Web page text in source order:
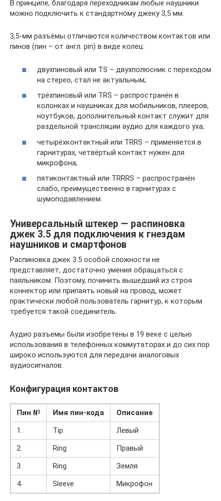
В принципе, благодаря переходникам любые наушники
можно подключить к стандартному джеку 3,5 мм.
3,5-мм разъёмы отличаются количеством контактов или
пинов (пин – от англ. pin) в виде колец:
двухпиновый или TS – двухполюсник с переходом
на стерео, стал не актуальным;
трёхпиновый или TRS – распространён в
колонках и наушниках для мобильников, плееров,
ноутбуков, дополнительный контакт служит для
раздельной трансляции аудио для каждого уха;
четырёхконтактный или TRRS – применяется в
гарнитурах, четвёртый контакт нужен для
микрофона;
пятиконтактный или TRRRS – распространён
слабо, преимущественно в гарнитурах с
шумоподавлением.
Универсальный штекер — распиновка
джек 3.5 для подключения к гнездам
наушников и смартфонов
Распиновка джек 3.5 особой сложности не
представляет, достаточно умения обращаться с
паяльником. Поэтому, починить вышедший из строя
коннектор или припаять новый на провод, может
практически любой пользователь гарнитур, к которым
требуется такой соединитель.
Аудио разъемы были изобретены в 19 веке с целью
использования в телефонных коммутаторах и до сих пор
широко используются для передачи аналоговых
аудиосигналов.
Конфигурация контактов
Пин № Имя пин-кода
Описание
1.
Tip
Левый
2.
Ring
Правый
3.
Ring
Земля
4.
Sleeve Микрофон